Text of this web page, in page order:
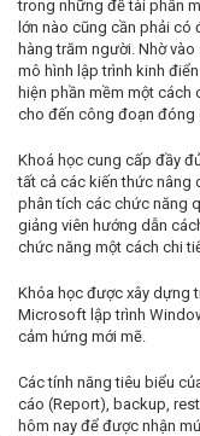
trong những đề tài phần
lớn nào cũng cần phải có
hàng trăm người. Nhờ
mô hình lập trình kinh
hiện phần mềm một cách
cho đến công đoạn đóng
Khoá học cung cấp đầy
tất cả các kiến thức nâng
phân tích các chức năng
giảng viên hướng dẫn
chức năng một cách chi
Khóa học được xây dựng
Microsoft lập trình
cảm hứng mới mẽ.
Các tính năng tiêu biểu
cáo (Report), backup,
hôm nay để được nhận